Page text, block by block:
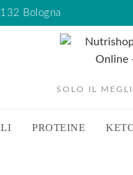
Bologna
SOLO IL
PROTEINE